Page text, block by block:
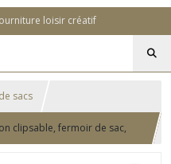
loisir créatif
sacs
clipsable, fermoir de sac,